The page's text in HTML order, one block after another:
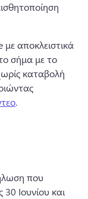
αποκλειστικά
σήμα με το
καταβολή
.
που
Ιουνίου και